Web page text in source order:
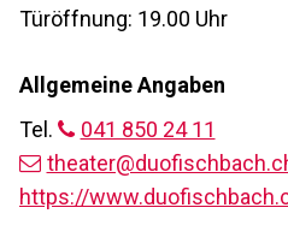
Türöffnung: 19.00 Uhr
Allgemeine Angaben
Tel.
041 850 24 11
https://